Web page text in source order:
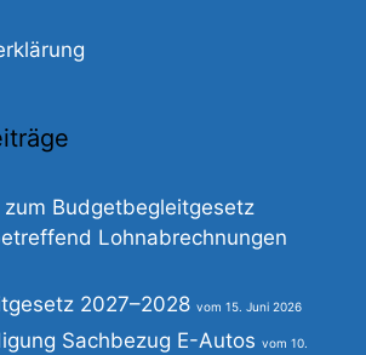
zum Budgetbegleitgesetz
Lohnabrechnungen
2027–2028 15. Juni 2026
Sachbezug E-Autos 10.